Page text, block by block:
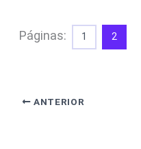
Páginas: 1 2
ANTERIOR